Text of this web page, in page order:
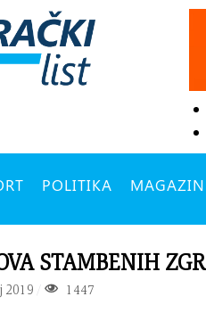
POLITIKA MAGAZIN
STAMBENIH
2019 1447